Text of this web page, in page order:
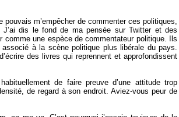
m’empêcher de commenter ces politiques,
dis le fond de ma pensée sur Twitter et des
une espèce de commentateur politique. Ils
à la scène politique plus libérale du pays.
des livres qui reprennent et approfondissent
de faire preuve d’une attitude trop
de regard à son endroit. Aviez-vous peur de